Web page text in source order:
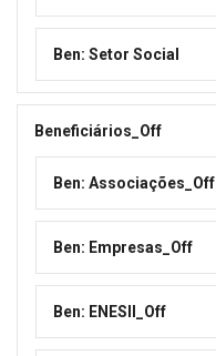
Ben: Setor Social
Beneficiários_Off
Ben: Associações_Off
Ben: Empresas_Off
Ben: ENESII_Off